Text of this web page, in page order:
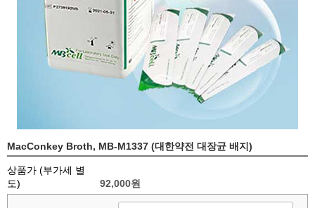
MacConkey Broth, MB-M1337 (대한약전 대장균 배지)
상품가 (부가세 별
도)
92,000원